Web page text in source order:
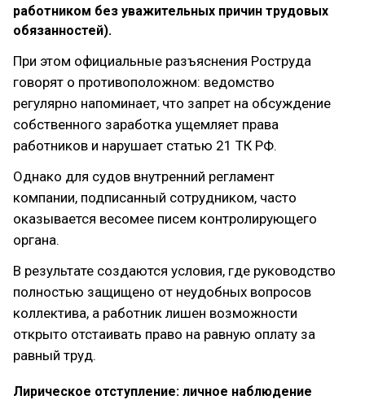
работником без уважительных причин трудовых
обязанностей).
При этом официальные разъяснения Роструда
говорят о противоположном: ведомство
регулярно напоминает, что запрет на обсуждение
собственного заработка ущемляет права
работников и нарушает статью 21 ТК РФ.
Однако для судов внутренний регламент
компании, подписанный сотрудником, часто
оказывается весомее писем контролирующего
органа.
В результате создаются условия, где руководство
полностью защищено от неудобных вопросов
коллектива, а работник лишен возможности
открыто отстаивать право на равную оплату за
равный труд.
Лирическое отступление: личное наблюдение